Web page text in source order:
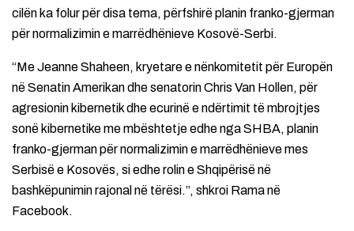
cilën ka folur për disa tema, përfshirë planin franko-gjerman
për normalizimin e marrëdhënieve Kosovë-Serbi.
“Me Jeanne Shaheen, kryetare e nënkomitetit për Europën
në Senatin Amerikan dhe senatorin Chris Van Hollen, për
agresionin kibernetik dhe ecurinë e ndërtimit të mbrojtjes
sonë kibernetike me mbështetje edhe nga SHBA, planin
franko-gjerman për normalizimin e marrëdhënieve mes
Serbisë e Kosovës, si edhe rolin e Shqipërisë në
bashkëpunimin rajonal në tërësi.”, shkroi Rama në
Facebook.